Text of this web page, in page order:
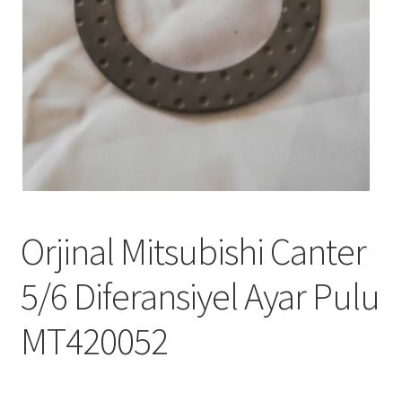
Orjinal Mitsubishi Canter
5/6 Diferansiyel Ayar Pulu
MT420052